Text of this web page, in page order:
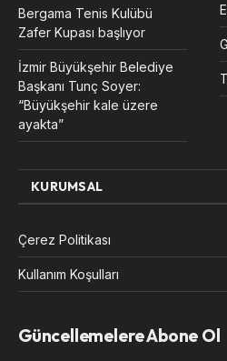
Bergama Tenis Kulübü
Zafer Kupası başlıyor
İzmir Büyükşehir Belediye
Başkanı Tunç Soyer:
“Büyükşehir kale üzere
ayakta”
KURUMSAL
Çerez Politikası
Kullanım Koşulları
Güncellemelere Abone Ol